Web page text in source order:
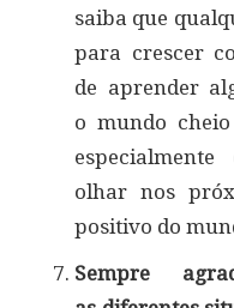
saiba que
para crescer
de aprender
o mundo
olhar nos
positivo do
Sempre